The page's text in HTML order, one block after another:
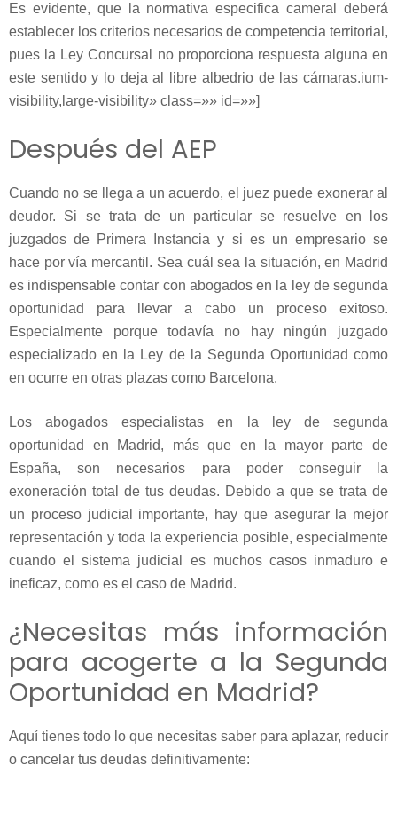
Es evidente, que la normativa especifica cameral deberá́
establecer los criterios necesarios de competencia territorial,
pues la Ley Concursal no proporciona respuesta alguna en
este sentido y lo deja al libre albedrio de las cámaras.ium-
visibility,large-visibility» class=»» id=»»]
Después del AEP
Cuando no se llega a un acuerdo, el juez puede exonerar al
deudor. Si se trata de un particular se resuelve en los
juzgados de Primera Instancia y si es un empresario se
hace por vía mercantil. Sea cuál sea la situación, en Madrid
es indispensable contar con abogados en la ley de segunda
oportunidad para llevar a cabo un proceso exitoso.
Especialmente porque todavía no hay ningún juzgado
especializado en la Ley de la Segunda Oportunidad como
en ocurre en otras plazas como Barcelona.
Los abogados especialistas en la ley de segunda
oportunidad en Madrid, más que en la mayor parte de
España, son necesarios para poder conseguir la
exoneración total de tus deudas. Debido a que se trata de
un proceso judicial importante, hay que asegurar la mejor
representación y toda la experiencia posible, especialmente
cuando el sistema judicial es muchos casos inmaduro e
ineficaz, como es el caso de Madrid.
¿Necesitas más información
para acogerte a la Segunda
Oportunidad en Madrid?
Aquí tienes todo lo que necesitas saber para aplazar, reducir
o cancelar tus deudas definitivamente: